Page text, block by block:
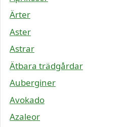
Ärter
Aster
Astrar
Ätbara trädgårdar
Auberginer
Avokado
Azaleor